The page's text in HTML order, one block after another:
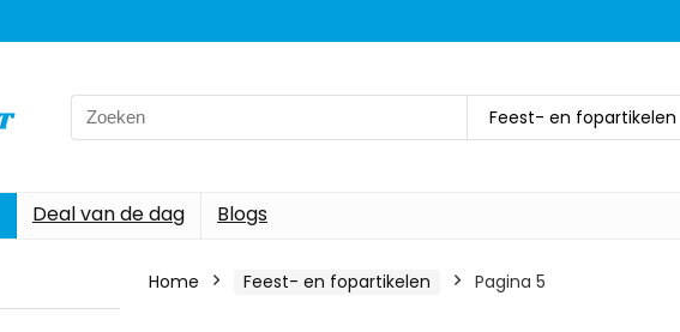
Search
for:
Feest- en fopartikelen
Deal van de dag Blogs
Home Feest- en fopartikelen Pagina 5